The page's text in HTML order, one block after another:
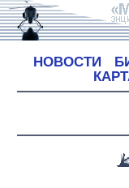
НОВОСТИ